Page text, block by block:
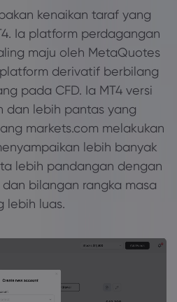
Mengenai
Mengapa
Kumpulan Kami
Bantuan &
Pusat Bantuan
Pendedahan Kuki
Undang-undang
kenaikan taraf yang
Ia platform perdagangan
maju oleh MetaQuotes
derivatif berbilang
pada CFD. Ia MT4 versi
dan lebih pantas yang
markets.com melakukan
lebih banyak
lebih pandangan dengan
bilangan rangka masa
lebih luas.